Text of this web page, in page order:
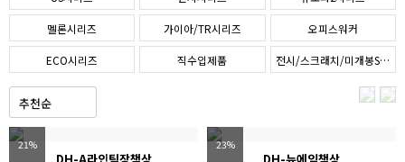
멜론시리즈 가이아/TR시리즈 오피스워커
ECO시리즈 직수입제품 전시/스크래치/미개봉SALE
21% 23%